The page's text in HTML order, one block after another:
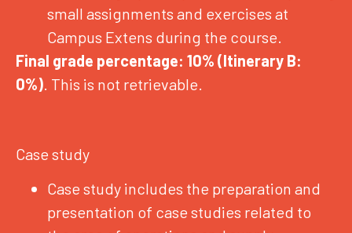
small assignments and exercises at
Campus Extens during the course.
Final grade percentage: 10% (Itinerary B:
0%). This is not retrievable.
Case study
Case study includes the preparation and
presentation of case studies related to